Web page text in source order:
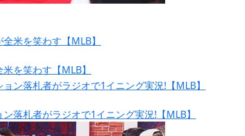
を笑わす【MLB】
落札者がラジオで1イニング実況!【MLB】